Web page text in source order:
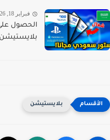
فبراير 18, 2026
الحصول على
بلايستيشن
بلايستيشن